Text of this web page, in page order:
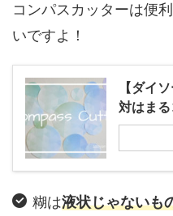
コンパスカッターは便
いですよ！
【ダイ
対はまる
糊は液状じゃないも